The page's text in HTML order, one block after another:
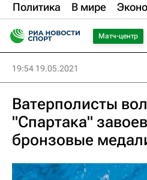
Политика В мире
Матч-центр
19:54 19.05.2021
Ватерполисты
"Спартака"
бронзовые